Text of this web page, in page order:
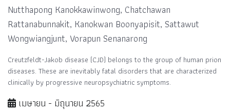
Nutthapong Kanokkawinwong, Chatchawan
Rattanabunnakit, Kanokwan Boonyapisit, Sattawut
Wongwiangjunt, Vorapun Senanarong
Creutzfeldt-Jakob disease (CJD) belongs to the group of human prion
diseases. These are inevitably fatal disorders that are characterized
clinically by progressive neuropsychiatric symptoms.
เมษายน - มิถุนายน 2565